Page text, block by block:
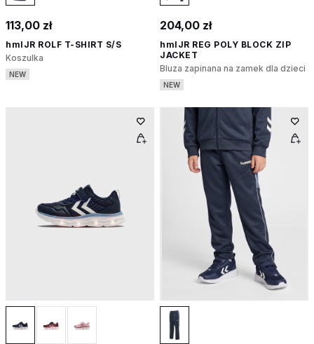
113,00 zł
hmlJR ROLF T-SHIRT S/S
Koszulka
NEW
204,00 zł
hmlJR REG POLY BLOCK ZIP
JACKET
Bluza zapinana na zamek dla dzieci
NEW